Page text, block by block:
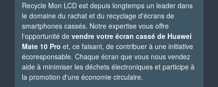
Recycle Mon LCD est depuis longtemps un leader dans
le domaine du rachat et du recyclage d'écrans de
smartphones cassés. Notre expertise vous offre
l'opportunité de vendre votre écran cassé de Huawei
Mate 10 Pro et, ce faisant, de contribuer à une initiative
écoresponsable. Chaque écran que vous nous vendez
aide à minimiser les déchets électroniques et participe à
la promotion d'une économie circulaire.